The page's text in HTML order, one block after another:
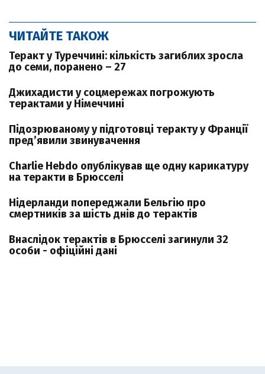
ЧИТАЙТЕ ТАКОЖ
Теракт у Туреччині: кількість загиблих зросла
до семи, поранено – 27
Джихадисти у соцмережах погрожують
терактами у Німеччині
Підозрюваному у підготовці теракту у Франції
пред’явили звинувачення
Charlie Hebdo опублікував ще одну карикатуру
на теракти в Брюсселі
Нідерланди попереджали Бельгію про
смертників за шість днів до терактів
Внаслідок терактів в Брюсселі загинули 32
особи - офіційні дані